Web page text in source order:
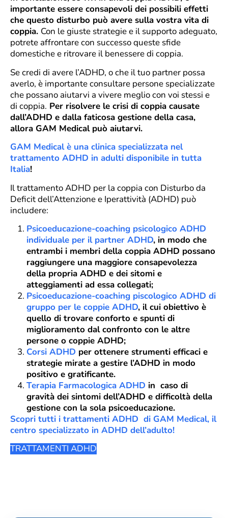
importante essere consapevoli dei possibili effetti
che questo disturbo può avere sulla vostra vita di
coppia. Con le giuste strategie e il supporto adeguato,
potrete affrontare con successo queste sfide
domestiche e ritrovare il benessere di coppia.
Se credi di avere l’ADHD, o che il tuo partner possa
averlo, è importante consultare persone specializzate
che possano aiutarvi a vivere meglio con voi stessi e
di coppia. Per risolvere le crisi di coppia causate
dall’ADHD e dalla faticosa gestione della casa,
allora GAM Medical può aiutarvi.
GAM Medical è una clinica specializzata nel
trattamento ADHD in adulti disponibile in tutta
Italia!
Il trattamento ADHD per la coppia con Disturbo da
Deficit dell’Attenzione e Iperattività (ADHD) può
includere:
Psicoeducazione-coaching psicologico ADHD
individuale per il partner ADHD, in modo che
entrambi i membri della coppia ADHD possano
raggiungere una maggiore consapevolezza
della propria ADHD e dei sitomi e
atteggiamenti ad essa collegati;
Psicoeducazione-coaching piscologico ADHD di
gruppo per le coppie ADHD, il cui obiettivo è
quello di trovare conforto e spunti di
miglioramento dal confronto con le altre
persone o coppie ADHD;
Corsi ADHD per ottenere strumenti efficaci e
strategie mirate a gestire l’ADHD in modo
positivo e gratificante.
Terapia Farmacologica ADHD in caso di
gravità dei sintomi dell’ADHD e difficoltà della
gestione con la sola psicoeducazione.
Scopri tutti i trattamenti ADHD di GAM Medical, il
centro specializzato in ADHD dell’adulto!
TRATTAMENTI ADHD